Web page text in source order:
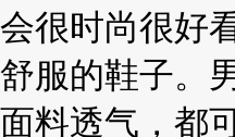
很时尚很好
服的鞋子。
料透气，都